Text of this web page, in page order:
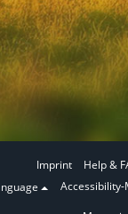
Imprint
Help &
I